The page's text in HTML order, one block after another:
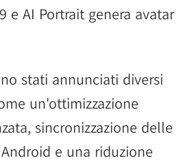
e AI Portrait genera avatar
stati annunciati diversi
un'ottimizzazione
sincronizzazione delle
e una riduzione